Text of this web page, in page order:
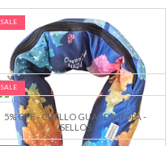
SALE
5% OFF - CUELLO GUARDA ROPA -
MAPA CONECTADO
SALE
5% OFF - CUELLO GUARDA ROPA -
SELLOS